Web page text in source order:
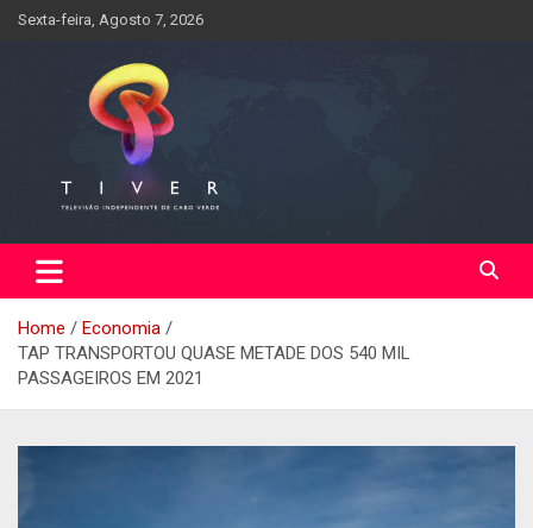
SkipSexta-feira, Agosto 7, 2026
Home
Economia
TAP TRANSPORTOU QUASE METADE DOS 540 MIL
PASSAGEIROS EM 2021